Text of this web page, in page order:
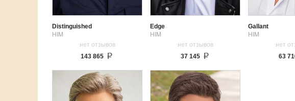
Distinguished
HIM
нет отзывов
143 865
Edge
HIM
нет отзывов
37 145
Gallant
HIM
нет
63